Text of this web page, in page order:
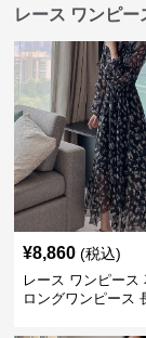
レース ワンピ
¥8,860 (税込)
レース ワンピース
ロングワンピース